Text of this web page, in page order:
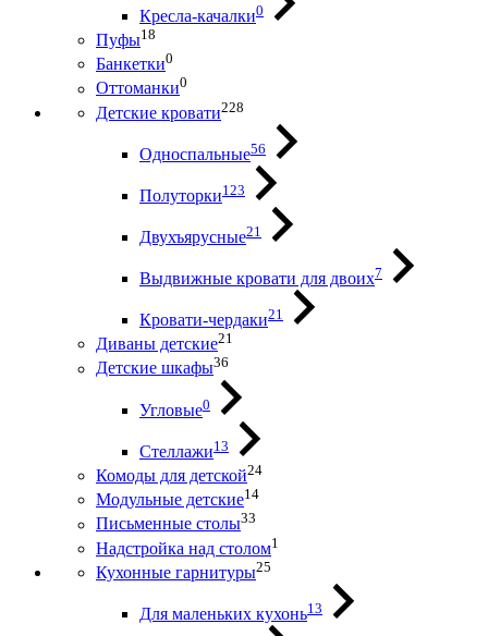
Кресла-качалки0
Пуфы18
Банкетки0
Оттоманки0
Детские кровати228
Односпальные56
Полуторки123
Двухъярусные21
Выдвижные кровати для двоих7
Кровати-чердаки21
Диваны детские21
Детские шкафы36
Угловые0
Стеллажи13
Комоды для детской24
Модульные детские14
Письменные столы33
Надстройка над столом1
Кухонные гарнитуры25
Для маленьких кухонь13